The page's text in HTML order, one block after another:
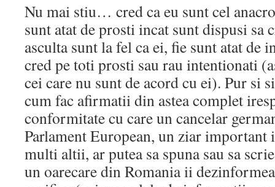
Nu mai stiu… cred ca eu sunt cel
sunt atat de prosti incat sunt dispusi sa
asculta sunt la fel ca ei, fie sunt atat de
cred pe toti prosti sau rau intentionati
cei care nu sunt de acord cu ei). Pur si
cum fac afirmatii din astea complet
conformitate cu care un cancelar
Parlament European, un ziar important
multi altii, ar putea sa spuna sau sa
un oarecare din Romania ii